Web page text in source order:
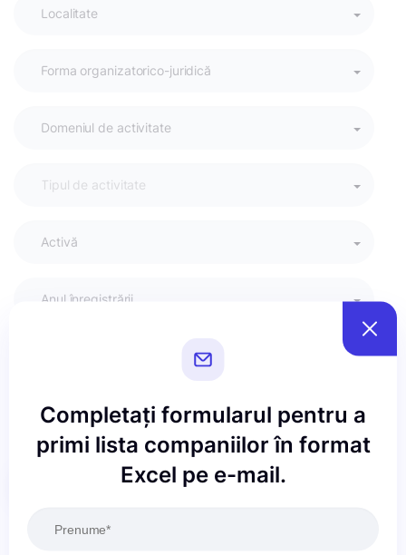
Activă
Anul înregistrării
Aplicați
Completați formularul pentru a
primi lista companiilor în format
Excel pe e-mail.